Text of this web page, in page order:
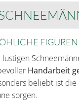
lustigen
Handarbeit
beliebt ist die
sorgen.